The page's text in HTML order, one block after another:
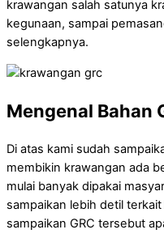
krawangan salah satunya
kegunaan, sampai
selengkapnya.
Mengenal Bahan
Di atas kami sudah
membikin krawangan ada
mulai banyak dipakai
sampaikan lebih detil
sampaikan GRC tersebut